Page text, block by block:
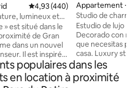
Évaluation moyenne sur la
4,93 (440)
lumineux et
» est situé dans le
de Gran
dans un nouvel
Il est inspiré
et moderne,
Wi-Fi, est
et est très proche
Appartement ⋅
Studio de charme
parc du Retiro,
Estudio de lujo
Decorado con
que necesitas
casa. Luxury studio recently refurbished
(2018). Stylish
everything
Salón-cocina muy
populaires dans les
en location à proximité